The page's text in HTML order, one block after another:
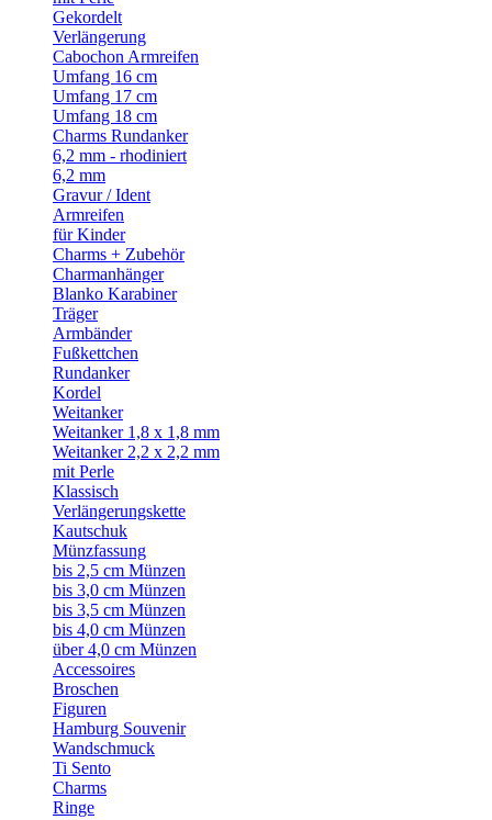
Gekordelt
Verlängerung
Cabochon Armreifen
Umfang 16 cm
Umfang 17 cm
Umfang 18 cm
Charms Rundanker
6,2 mm - rhodiniert
6,2 mm
Gravur / Ident
Armreifen
für Kinder
Charms + Zubehör
Charmanhänger
Blanko Karabiner
Träger
Armbänder
Fußkettchen
Rundanker
Kordel
Weitanker
Weitanker 1,8 x 1,8 mm
Weitanker 2,2 x 2,2 mm
mit Perle
Klassisch
Verlängerungskette
Kautschuk
Münzfassung
bis 2,5 cm Münzen
bis 3,0 cm Münzen
bis 3,5 cm Münzen
bis 4,0 cm Münzen
über 4,0 cm Münzen
Accessoires
Broschen
Figuren
Hamburg Souvenir
Wandschmuck
Ti Sento
Charms
Ringe